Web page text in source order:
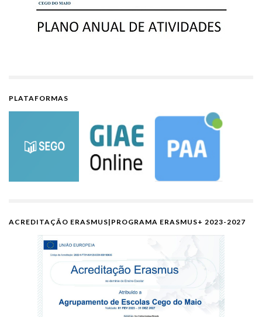
PLATAFORMAS
ACREDITAÇÃO ERASMUS|PROGRAMA ERASMUS+ 2023-2027